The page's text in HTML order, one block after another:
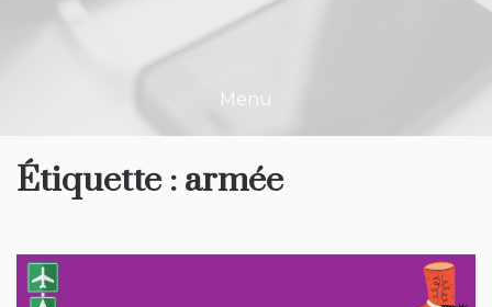
Menu
Étiquette : armée